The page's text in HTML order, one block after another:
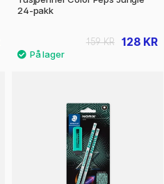
24-pakk
128 KR
159 KR